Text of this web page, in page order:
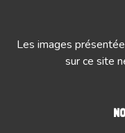
Les images
sur ce site